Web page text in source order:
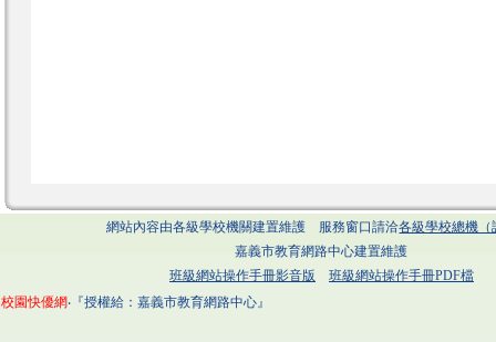
網站內容由各級學校機關建置維護 服務窗口請洽各級學校總機（
嘉義市教育網路中心建置維護
班級網站操作手冊影音版
班級網站操作手冊PDF檔
校園快優網‧『授權給：嘉義市教育網路中心』